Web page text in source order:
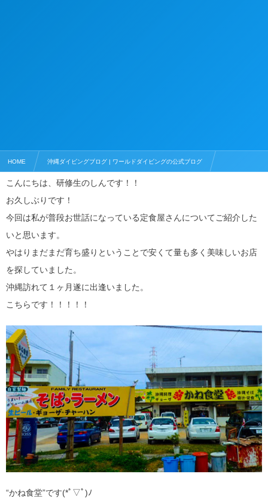
HOME 沖縄ダイビングブログ | ワールドダイビングの公式ブログ
沖縄でおすすめの飲食店 おすすめ定食屋『かね食堂』
こんにちは、研修生のしんです！！
お久しぶりです！
今回は私が普段お世話になっている定食屋さんについてご紹介した
いと思います。
やはりまだまだ育ち盛りということで安くて量も多く美味しいお店
を探していました。
沖縄訪れて１ヶ月遂に出逢いました。
こちらです！！！！！
“かね食堂”です(*ﾟ▽ﾟ)ﾉ